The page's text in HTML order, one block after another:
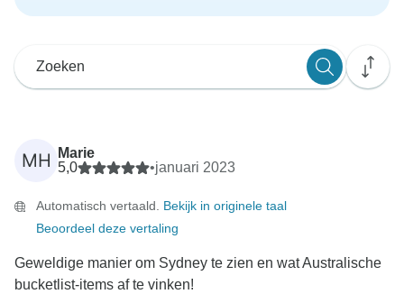
MH
Marie
5,0
•januari 2023
Automatisch vertaald. Bekijk in originele taal
Beoordeel deze vertaling
Geweldige manier om Sydney te zien en wat Australische
bucketlist-items af te vinken!